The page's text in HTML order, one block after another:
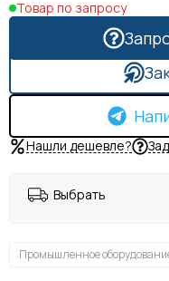
Товар по запросу
Нашли дешевле?
Выбрать
Промышленное